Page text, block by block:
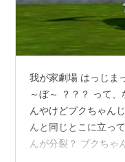
我が家劇場 はっじま
～ぼ～ ？？？ って
んやけどプクちゃん
んと同じとこに立っ
んが分裂？ プクち